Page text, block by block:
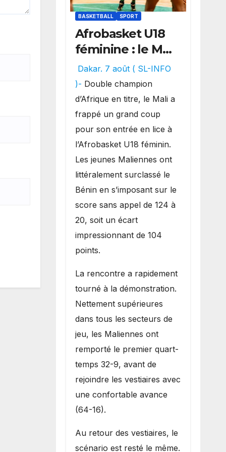
BASKETBALL SPORT
Afrobasket U18
féminine : le Mali
réalise un
véritable festival
offensif et
inflige une
lourde défaite
au Bénin.
Dakar. 7 août ( SL-INFO
)- Double champion
d’Afrique en titre, le Mali a
frappé un grand coup
pour son entrée en lice à
l’Afrobasket U18 féminin.
Les jeunes Maliennes ont
littéralement surclassé le
Bénin en s’imposant sur le
score sans appel de 124 à
20, soit un écart
impressionnant de 104
points.
La rencontre a rapidement
tourné à la démonstration.
Nettement supérieures
dans tous les secteurs de
jeu, les Maliennes ont
remporté le premier quart-
temps 32-9, avant de
rejoindre les vestiaires avec
une confortable avance
(64-16).
Au retour des vestiaires, le
scénario est resté le même.